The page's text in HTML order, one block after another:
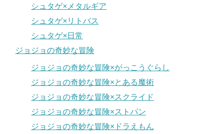
シュタゲ×メタルギア
シュタゲ×リトバス
シュタゲ×日常
ジョジョの奇妙な冒険
ジョジョの奇妙な冒険×がっこうぐらし
ジョジョの奇妙な冒険×とある魔術
ジョジョの奇妙な冒険×スクライド
ジョジョの奇妙な冒険×ストパン
ジョジョの奇妙な冒険×ドラえもん